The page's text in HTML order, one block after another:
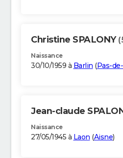
Christine SPALONY
Naissance
30/10/1959 à Barlin (Pas-
Jean-claude
Naissance
27/05/1945 à Laon (Aisne)